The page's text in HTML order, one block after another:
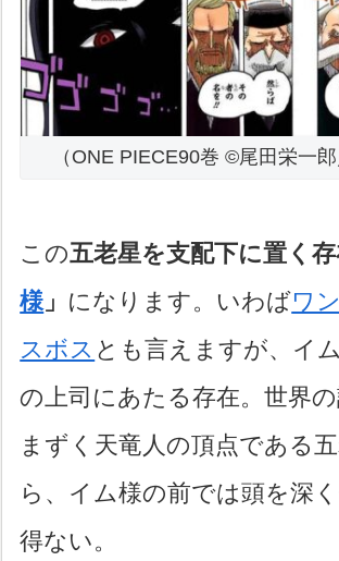
（ONE PIECE90巻 ©尾田栄一郎
この五老星を支配下に置く存
様」 になります。いわばワ
スボス とも言えますが、イ
の上司にあたる存在。世界
まずく天竜人の頂点である
ら、イム様の前では頭を深
得ない。